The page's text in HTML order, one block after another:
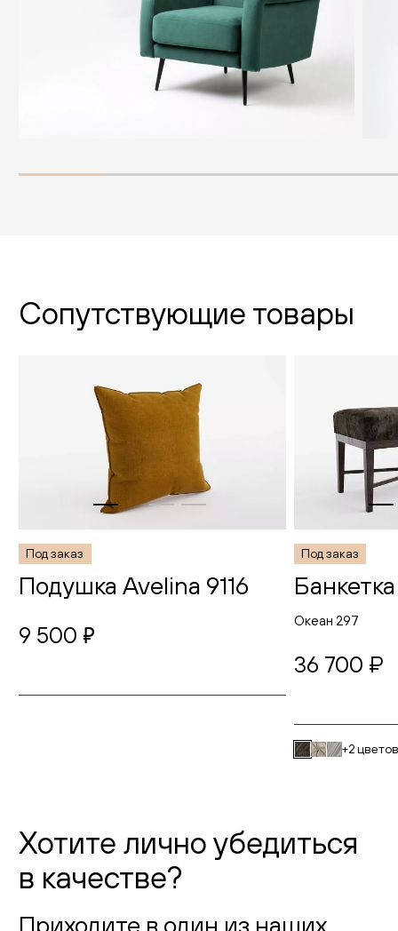
Сопутствующие товары
Подушка Avelina 9116
Под заказ
9 500 руб.
Под заказ
Океан 297
36 700 ₽
+2
Хотите лично убедиться
в качестве?
Приходите в один из наших